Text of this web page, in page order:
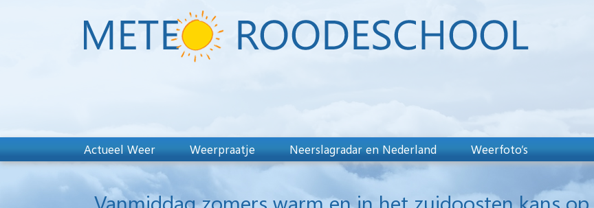
Actueel Weer Weerpraatje Neerslagradar en Nederland Weerfoto’s
Vanmiddag zomers warm en in het zuidoosten kans